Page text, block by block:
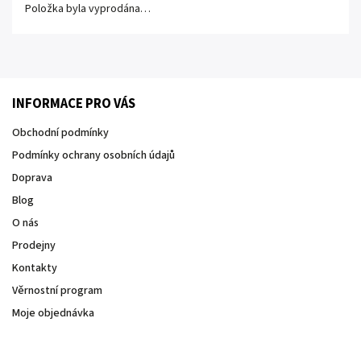
Položka byla vyprodána…
INFORMACE PRO VÁS
Obchodní podmínky
Podmínky ochrany osobních údajů
Doprava
Blog
O nás
Prodejny
Kontakty
Věrnostní program
Moje objednávka